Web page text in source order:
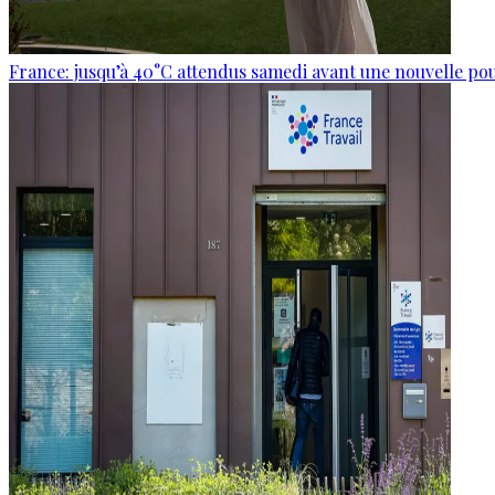
France: jusqu’à 40°C attendus samedi avant une nouvelle